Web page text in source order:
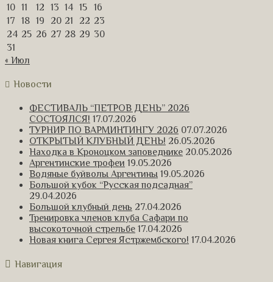
10 11 12 13 14 15
16
17
18 19 20 21 22 23
24 25 26 27 28 29 30
31
« Июл
Новости
ФЕСТИВАЛЬ “ПЕТРОВ ДЕНЬ” 2026
СОСТОЯЛСЯ! 17.07.2026
ТУРНИР ПО ВАРМИНТИНГУ 2026 07.07.2026
ОТКРЫТЫЙ КЛУБНЫЙ ДЕНЬ! 26.05.2026
Находка в Кроноцком заповеднике 20.05.2026
Аргентинские трофеи 19.05.2026
Водяные буйволы Аргентины 19.05.2026
Большой кубок “Русская подсадная”
29.04.2026
Большой клубный день 27.04.2026
Тренировка членов клуба Сафари по
высокоточной стрельбе 17.04.2026
Новая книга Сергея Ястржембского! 17.04.2026
Навигация